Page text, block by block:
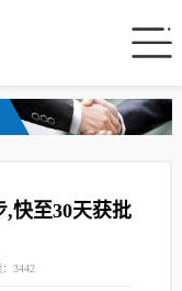
,快至30天获批
：3442